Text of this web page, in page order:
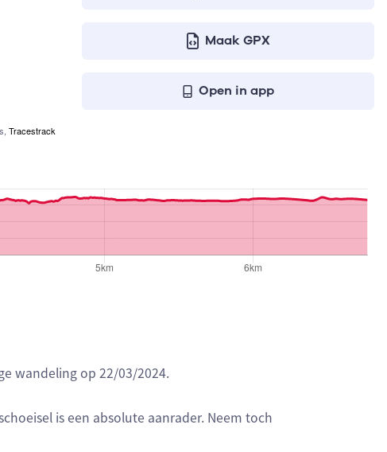
Tracestrack
Maak GPX
Open in app
wandeling op 22/03/2024.
is een absolute aanrader. Neem toch